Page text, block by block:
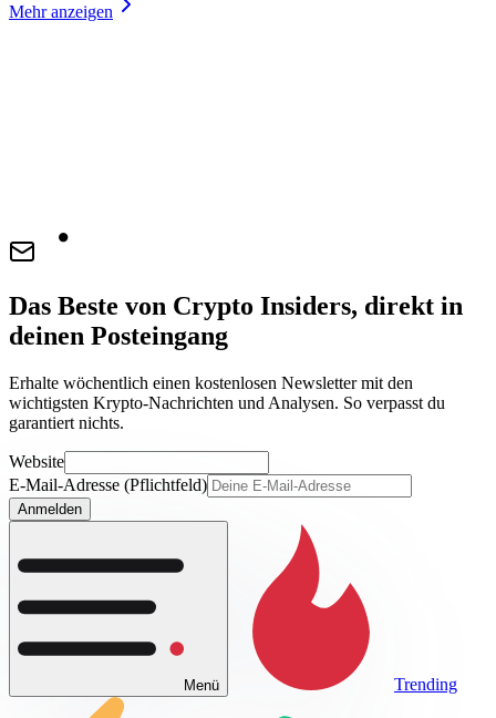
Mehr anzeigen
Das Beste von Crypto Insiders, direkt in
deinen Posteingang
Erhalte wöchentlich einen kostenlosen Newsletter mit den
wichtigsten Krypto-Nachrichten und Analysen. So verpasst du
garantiert nichts.
Website
E-Mail-Adresse (Pflichtfeld)
Anmelden
Menü Trending